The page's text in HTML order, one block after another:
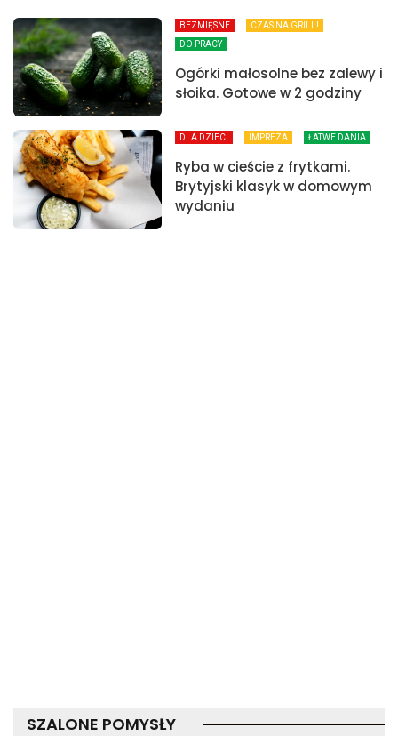
BEZMIĘSNE
CZAS NA GRILL!
DO PRACY
Ogórki małosolne bez zalewy i
słoika. Gotowe w 2 godziny
DLA DZIECI IMPREZA ŁATWE DANIA
Ryba w cieście z frytkami.
Brytyjski klasyk w domowym
wydaniu
SZALONE POMYSŁY